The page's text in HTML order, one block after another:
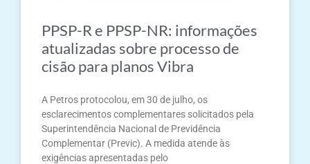
PPSP-R e PPSP-NR: informações
atualizadas sobre processo de
cisão para planos Vibra
A Petros protocolou, em 30 de julho, os
esclarecimentos complementares solicitados pela
Superintendência Nacional de Previdência
Complementar (Previc). A medida atende às
exigências apresentadas pelo